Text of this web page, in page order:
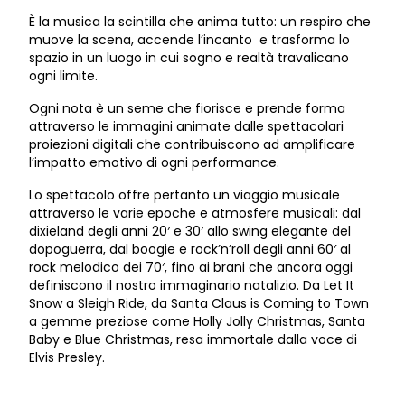
È la musica la scintilla che anima tutto: un respiro che
muove la scena, accende l’incanto e trasforma lo
spazio in un luogo in cui sogno e realtà travalicano
ogni limite.
Ogni nota è un seme che fiorisce e prende forma
attraverso le immagini animate dalle spettacolari
proiezioni digitali che contribuiscono ad amplificare
l’impatto emotivo di ogni performance.
Lo spettacolo offre pertanto un viaggio musicale
attraverso le varie epoche e atmosfere musicali: dal
dixieland degli anni 20′ e 30′ allo swing elegante del
dopoguerra, dal boogie e rock’n’roll degli anni 60′ al
rock melodico dei 70′, fino ai brani che ancora oggi
definiscono il nostro immaginario natalizio. Da Let It
Snow a Sleigh Ride, da Santa Claus is Coming to Town
a gemme preziose come Holly Jolly Christmas, Santa
Baby e Blue Christmas, resa immortale dalla voce di
Elvis Presley.